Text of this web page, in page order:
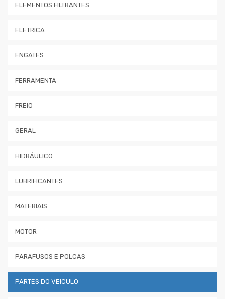
ELEMENTOS FILTRANTES
ELETRICA
ENGATES
FERRAMENTA
FREIO
GERAL
HIDRÁULICO
LUBRIFICANTES
MATERIAIS
MOTOR
PARAFUSOS E POLCAS
PARTES DO VEICULO